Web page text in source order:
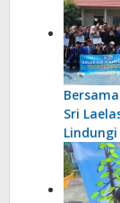
Sri